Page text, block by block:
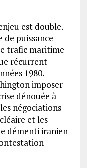
est double.
de puissance
trafic maritime
récurrent
1980.
imposer
dénouée à
négociations
et les
démenti iranien